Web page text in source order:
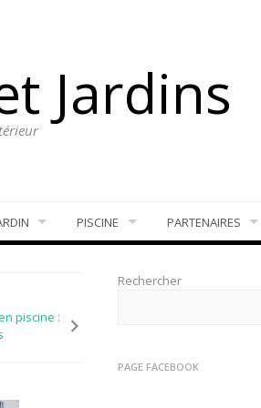
Jardins
PISCINE PARTENAIRES
piscine :
Rechercher
PAGE FACEBOOK